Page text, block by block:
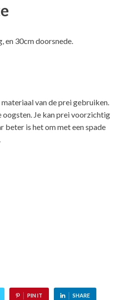
en 30cm doorsnede.
van de prei gebruiken.
oogsten. Je kan prei voorzichtig
beter is het om met een spade
PIN IT SHARE